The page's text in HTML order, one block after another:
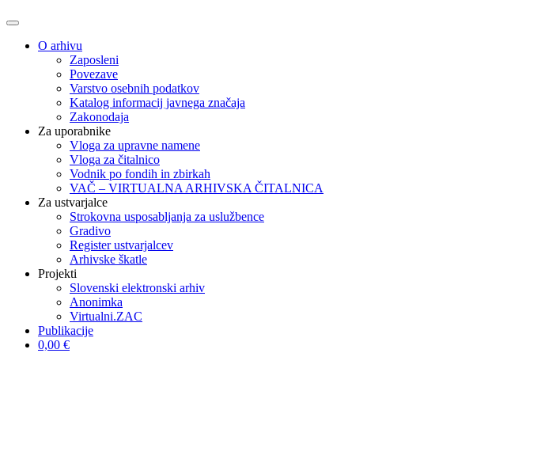
O arhivu
Zaposleni
Povezave
Varstvo osebnih podatkov
Katalog informacij javnega značaja
Zakonodaja
Za uporabnike
Vloga za upravne namene
Vloga za čitalnico
Vodnik po fondih in zbirkah
VAČ – VIRTUALNA ARHIVSKA ČITALNICA
Za ustvarjalce
Strokovna usposabljanja za uslužbence
Gradivo
Register ustvarjalcev
Arhivske škatle
Projekti
Slovenski elektronski arhiv
Anonimka
Virtualni.ZAC
Publikacije
0,00 €